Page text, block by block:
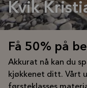
Kvik
Få 50% på
Akkurat nå kan du
kjøkkenet ditt. Vårt